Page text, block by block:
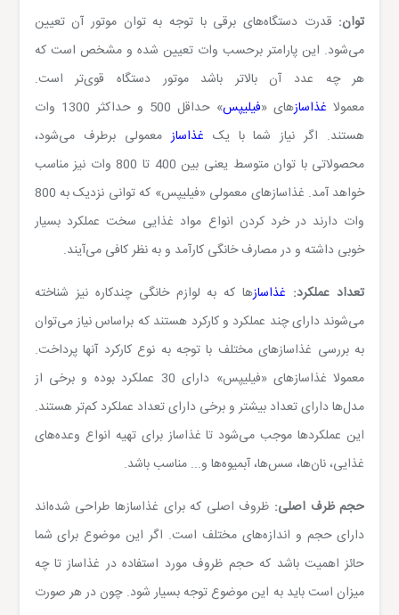
توان: قدرت دستگاه‌های برقی با توجه به توان موتور آن تعیین
می‌شود. این پارامتر برحسب وات تعیین شده و مشخص است که
هر چه عدد آن بالاتر باشد موتور دستگاه قوی‌تر است.
معمولا غذاسازهای «فیلیپس
» حداقل 500 و حداکثر 1300 وات
هستند. اگر نیاز شما با یک غذاسازمعمولی برطرف می‌شود،
محصولاتی با توان متوسط یعنی بین 400 تا 800وات نیز مناسب
خواهد آمد. غذاسازهای معمولی «فیلیپس» که توانی نزدیک به 800
وات دارند در خرد کردن انواع مواد غذایی سخت عملکرد بسیار
خوبی داشته و در مصارف خانگی کارآمد و به نظر کافی می‌آیند.
تعداد عملکرد: غذاسازها که به لوازم خانگی چندکاره نیز شناخته
می‌شوند دارای چند عملکرد و کارکرد هستند که براساس نیاز می‌توان
به بررسی غذاسازهای مختلف با توجه به نوع کارکرد آنها پرداخت.
معمولا غذاسازهای «فیلیپس» دارای 30 عملکرد بوده و برخی از
مدل‌ها دارای تعداد بیشتر و برخی دارای تعداد عملکرد کم‌تر هستند.
این عملکردها موجب می‌شود تا غذاساز برای تهیه انواع وعده‌های
غذایی، نان‌ها، سس‌ها، آبمیوه‌ها و... مناسب باشد.
حجم ظرف اصلی: ظروف اصلی که برای غذاسازها طراحی شده‌اند
دارای حجم و اندازه‌های مختلف است. اگر این موضوع برای شما
حائز اهمیت باشد که حجم ظروف مورد استفاده در غذاساز تا چه
میزان است باید به این موضوع توجه بسیار شود. چون در هر صورت